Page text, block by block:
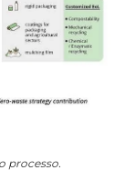
processo.